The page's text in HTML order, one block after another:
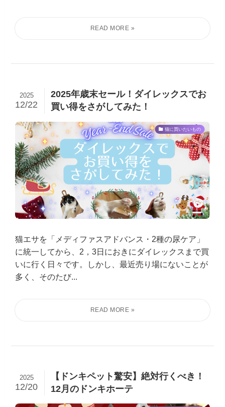
2025年歳末セール！ダイレックスでお
買い得をさがしてみた！
2025
12/22
猫に買いたいもの
猫エサを「メディファスアドバンス・2種の尿ケア」
に統一してから、2，3日におきにダイレックスまで買
いに行く日々です。しかし、最近売り場にないことが
多く、そのたび...
【ドンキペット驚安】絶対行くべき！
12月のドンキホーテ
2025
12/20